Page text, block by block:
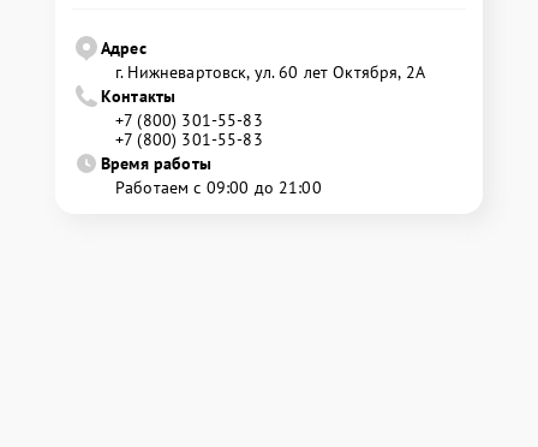
Адрес
г. Нижневартовск, ул. 60 лет Октября, 2А
Контакты
+7 (800) 301-55-83
+7 (800) 301-55-83
Время работы
Работаем с 09:00 до 21:00